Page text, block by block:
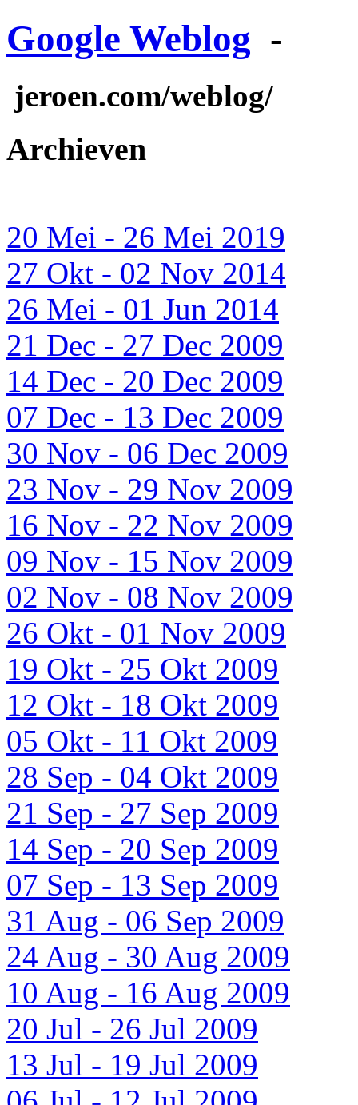
Google Weblog -
jeroen.com/weblog/
Archieven
20 Mei - 26 Mei 2019
27 Okt - 02 Nov 2014
26 Mei - 01 Jun 2014
21 Dec - 27 Dec 2009
14 Dec - 20 Dec 2009
07 Dec - 13 Dec 2009
30 Nov - 06 Dec 2009
23 Nov - 29 Nov 2009
16 Nov - 22 Nov 2009
09 Nov - 15 Nov 2009
02 Nov - 08 Nov 2009
26 Okt - 01 Nov 2009
19 Okt - 25 Okt 2009
12 Okt - 18 Okt 2009
05 Okt - 11 Okt 2009
28 Sep - 04 Okt 2009
21 Sep - 27 Sep 2009
14 Sep - 20 Sep 2009
07 Sep - 13 Sep 2009
31 Aug - 06 Sep 2009
24 Aug - 30 Aug 2009
10 Aug - 16 Aug 2009
20 Jul - 26 Jul 2009
13 Jul - 19 Jul 2009